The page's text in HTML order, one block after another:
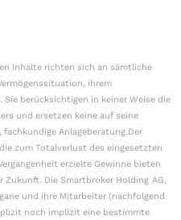
Inhalte richten sich an sämtliche
ihrem
Sie berücksichtigen in keiner Weise die
und ersetzen keine auf seine
Anlageberatung.Der
zum Totalverlust des eingesetzten
erzielte Gewinne bieten
Zukunft. Die Smartbroker Holding AG,
und ihre Mitarbeiter (nachfolgend
noch implizit eine bestimmte